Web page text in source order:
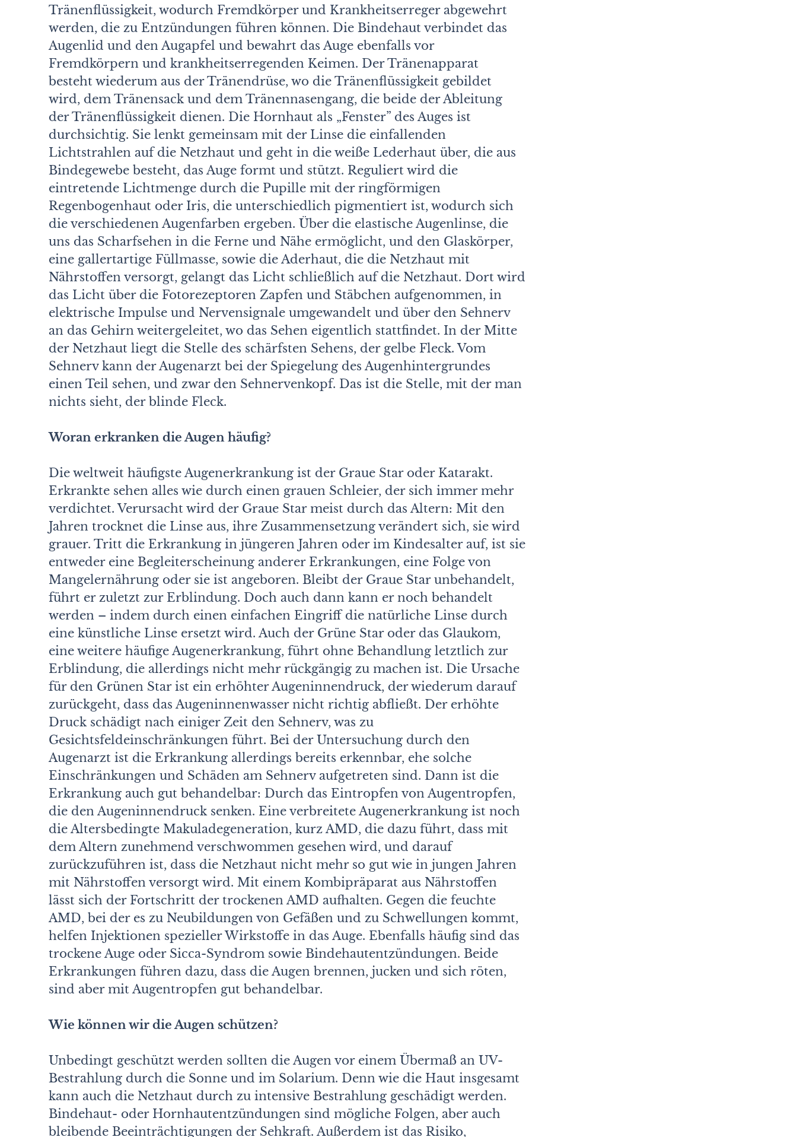
Tränenflüssigkeit, wodurch Fremdkörper und Krankheitserreger abgewehrt
werden, die zu Entzündungen führen können. Die Bindehaut verbindet das
Augenlid und den Augapfel und bewahrt das Auge ebenfalls vor
Fremdkörpern und krankheitserregenden Keimen. Der Tränenapparat
besteht wiederum aus der Tränendrüse, wo die Tränenflüssigkeit gebildet
wird, dem Tränensack und dem Tränennasengang, die beide der Ableitung
der Tränenflüssigkeit dienen. Die Hornhaut als „Fenster” des Auges ist
durchsichtig. Sie lenkt gemeinsam mit der Linse die einfallenden
Lichtstrahlen auf die Netzhaut und geht in die weiße Lederhaut über, die aus
Bindegewebe besteht, das Auge formt und stützt. Reguliert wird die
eintretende Lichtmenge durch die Pupille mit der ringförmigen
Regenbogenhaut oder Iris, die unterschiedlich pigmentiert ist, wodurch sich
die verschiedenen Augenfarben ergeben. Über die elastische Augenlinse, die
uns das Scharfsehen in die Ferne und Nähe ermöglicht, und den Glaskörper,
eine gallertartige Füllmasse, sowie die Aderhaut, die die Netzhaut mit
Nährstoffen versorgt, gelangt das Licht schließlich auf die Netzhaut. Dort wird
das Licht über die Fotorezeptoren Zapfen und Stäbchen aufgenommen, in
elektrische Impulse und Nervensignale umgewandelt und über den Sehnerv
an das Gehirn weitergeleitet, wo das Sehen eigentlich stattfindet. In der Mitte
der Netzhaut liegt die Stelle des schärfsten Sehens, der gelbe Fleck. Vom
Sehnerv kann der Augenarzt bei der Spiegelung des Augenhintergrundes
einen Teil sehen, und zwar den Sehnervenkopf. Das ist die Stelle, mit der man
nichts sieht, der blinde Fleck.
Woran erkranken die Augen häufig?
Die weltweit häufigste Augenerkrankung ist der Graue Star oder Katarakt.
Erkrankte sehen alles wie durch einen grauen Schleier, der sich immer mehr
verdichtet. Verursacht wird der Graue Star meist durch das Altern: Mit den
Jahren trocknet die Linse aus, ihre Zusammensetzung verändert sich, sie wird
grauer. Tritt die Erkrankung in jüngeren Jahren oder im Kindesalter auf, ist sie
entweder eine Begleiterscheinung anderer Erkrankungen, eine Folge von
Mangelernährung oder sie ist angeboren. Bleibt der Graue Star unbehandelt,
führt er zuletzt zur Erblindung. Doch auch dann kann er noch behandelt
werden – indem durch einen einfachen Eingriff die natürliche Linse durch
eine künstliche Linse ersetzt wird. Auch der Grüne Star oder das Glaukom,
eine weitere häufige Augenerkrankung, führt ohne Behandlung letztlich zur
Erblindung, die allerdings nicht mehr rückgängig zu machen ist. Die Ursache
für den Grünen Star ist ein erhöhter Augen­innendruck, der wiederum darauf
zurückgeht, dass das Augeninnenwasser nicht richtig abfließt. Der erhöhte
Druck schädigt nach einiger Zeit den Sehnerv, was zu
Gesichtsfeldeinschränkungen führt. Bei der Untersuchung durch den
Augenarzt ist die Erkrankung allerdings bereits erkennbar, ehe solche
Einschränkungen und Schäden am Sehnerv aufgetreten sind. Dann ist die
Erkrankung auch gut behandelbar: Durch das Eintropfen von Augentropfen,
die den Augeninnendruck senken. Eine verbreitete Augenerkrankung ist noch
die Altersbedingte Makuladegeneration, kurz AMD, die dazu führt, dass mit
dem Altern zunehmend verschwommen gesehen wird, und darauf
zurückzuführen ist, dass die Netzhaut nicht mehr so gut wie in jungen Jahren
mit Nährstoffen versorgt wird. Mit einem Kombipräparat aus Nährstoffen
lässt sich der Fortschritt der trockenen AMD aufhalten. Gegen die feuchte
AMD, bei der es zu Neubildungen von Gefäßen und zu Schwellungen kommt,
helfen Injektionen spezieller Wirkstoffe in das Auge. Ebenfalls häufig sind das
trockene Auge oder Sicca-Syndrom sowie Bindehautentzündungen. Beide
Erkrankungen führen dazu, dass die Augen brennen, jucken und sich röten,
sind aber mit Augentropfen gut behandelbar.
Wie können wir die Augen schützen?
Unbedingt geschützt werden sollten die Augen vor einem Übermaß an UV-
Bestrahlung durch die Sonne und im Solarium. Denn wie die Haut insgesamt
kann auch die Netzhaut durch zu intensive Bestrahlung geschädigt werden.
Bindehaut- oder Hornhautentzündungen sind mögliche Folgen, aber auch
bleibende Beeinträchtigungen der Sehkraft. Außerdem ist das Risiko,